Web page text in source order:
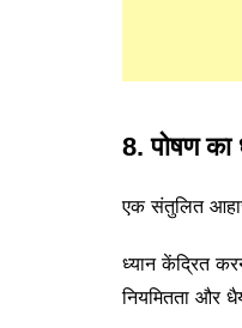
8. पोषण का
एक संतुलित
ध्यान केंद्रित
नियमितता और